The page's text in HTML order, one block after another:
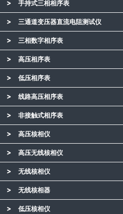
手持式三相相序表
三通道变压器直流电阻测试仪
三相数字相序表
高压相序表
低压相序表
线路高压相序表
非接触式相序表
高压核相仪
高压无线核相仪
无线核相仪
无线核相器
低压核相仪